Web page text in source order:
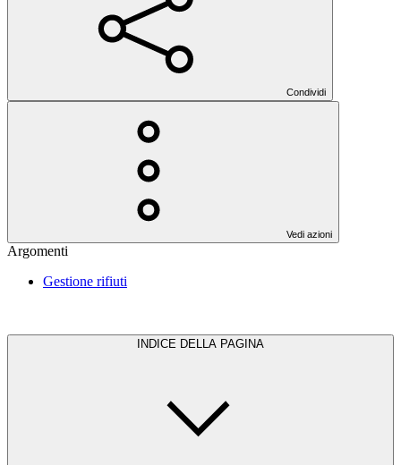
Condividi
Vedi azioni
Argomenti
Gestione rifiuti
INDICE DELLA PAGINA